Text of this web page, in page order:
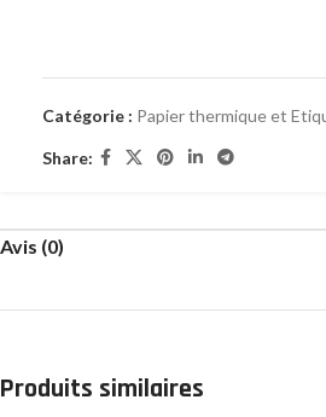
Catégorie : Papier thermique et
Share:
Avis (0)
Produits similaires